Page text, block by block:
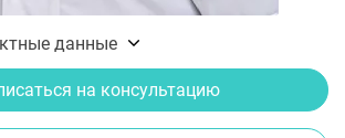
данные
на консультацию